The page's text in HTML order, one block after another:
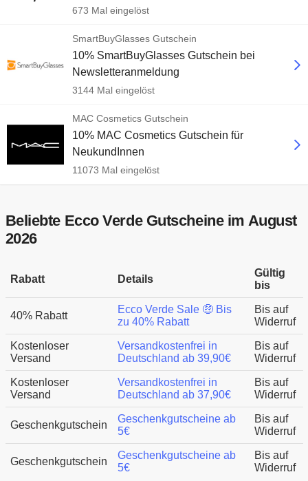
673 Mal eingelöst
SmartBuyGlasses Gutschein
10% SmartBuyGlasses Gutschein bei
Newsletteranmeldung
3144 Mal eingelöst
MAC Cosmetics Gutschein
10% MAC Cosmetics Gutschein für
NeukundInnen
11073 Mal eingelöst
Beliebte Ecco Verde Gutscheine im August
2026
Rabatt Details
Gültig
bis
40% Rabatt
Ecco Verde Sale 🤑 Bis
zu 40% Rabatt
Bis auf
Widerruf
Kostenloser
Versand
Versandkostenfrei in
Deutschland ab 39,90€
Bis auf
Widerruf
Kostenloser
Versand
Versandkostenfrei in
Deutschland ab 37,90€
Bis auf
Widerruf
Geschenkgutschein
Geschenkgutscheine ab
5€
Bis auf
Widerruf
Geschenkgutschein
Geschenkgutscheine ab
5€
Bis auf
Widerruf